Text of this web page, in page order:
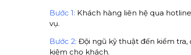
Bước 1: Khách hàng liên hệ qua
vụ.
Bước 2: Đội ngũ kỹ thuật đến kiểm
kiệm cho khách.